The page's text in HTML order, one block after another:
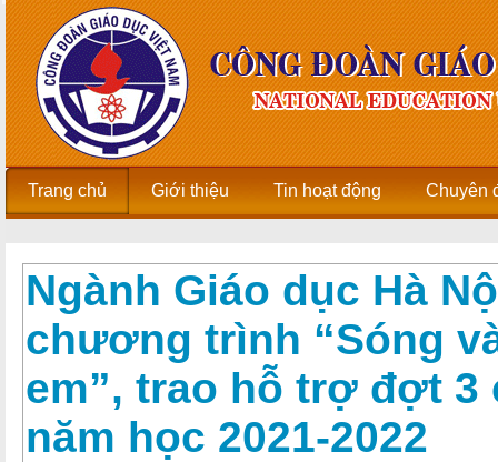
Trang chủ Giới thiệu Tin hoạt động Chuyên
Ngành Giáo dục Hà
chương trình “Sóng
em”, trao hỗ trợ đợt 3
năm học 2021-2022